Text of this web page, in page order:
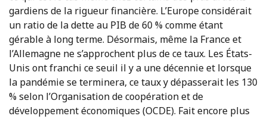
gardiens de la rigueur financière. L’Europe considérait
un ratio de la dette au PIB de 60 % comme étant
gérable à long terme. Désormais, même la France et
l’Allemagne ne s’approchent plus de ce taux. Les États-
Unis ont franchi ce seuil il y a une décennie et lorsque
la pandémie se terminera, ce taux y dépasserait les 130
% selon l’Organisation de coopération et de
développement économiques (OCDE). Fait encore plus